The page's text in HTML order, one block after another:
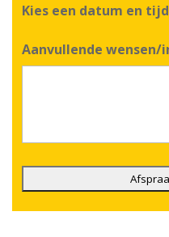
Kies een datum en
Aanvullende wensen/